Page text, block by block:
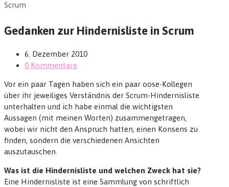
Scrum
Gedanken zur Hindernisliste in Scrum
6. Dezember 2010
0 Kommentare
Vor ein paar Tagen haben sich ein paar oose-Kollegen
über ihr jeweiliges Verständnis der Scrum-Hindernisliste
unterhalten und ich habe einmal die wichtigsten
Aussagen (mit meinen Worten) zusammengetragen,
wobei wir nicht den Anspruch hatten, einen Konsens zu
finden, sondern die verschiedenen Ansichten
auszutauschen.
Was ist die Hindernisliste und welchen Zweck hat sie?
Eine Hindernisliste ist eine Sammlung von schriftlich